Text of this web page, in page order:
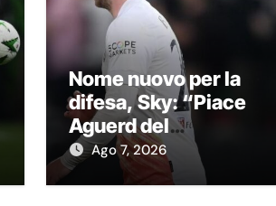
Nome nuovo per la
difesa, Sky: “Piace
Aguerd del
Marsiglia”
Ago 7, 2026